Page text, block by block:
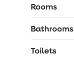
Rooms
Bathrooms
Toilets